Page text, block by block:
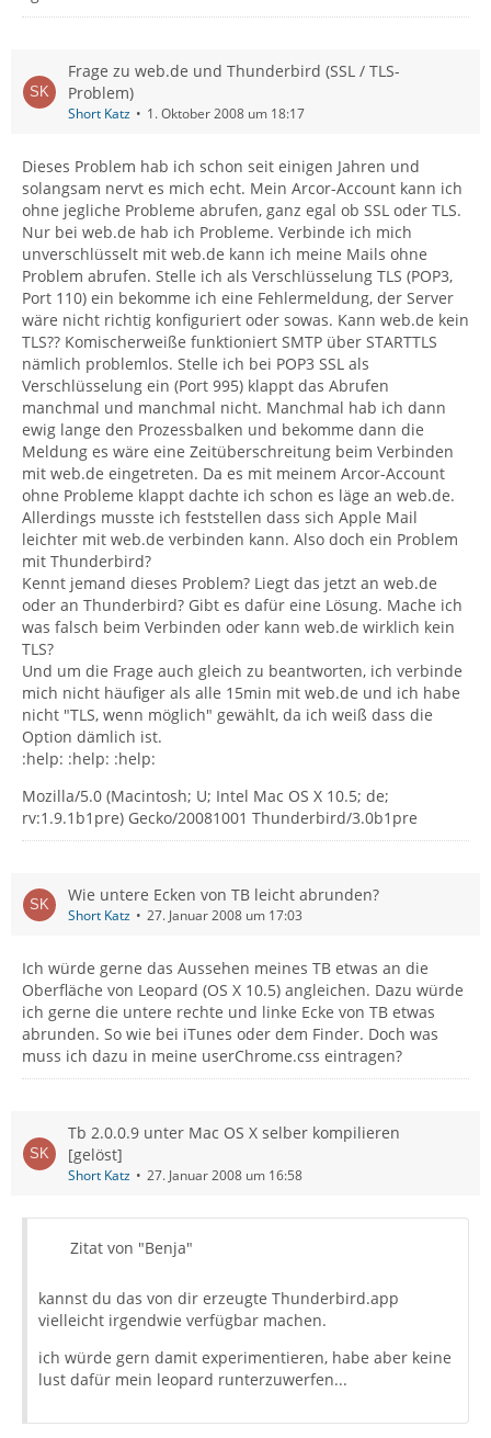
Frage zu web.de und Thunderbird (SSL / TLS-
Problem)
Short Katz 1. Oktober 2008 um 18:17
Dieses Problem hab ich schon seit einigen Jahren und
solangsam nervt es mich echt. Mein Arcor-Account kann ich
ohne jegliche Probleme abrufen, ganz egal ob SSL oder TLS.
Nur bei web.de hab ich Probleme. Verbinde ich mich
unverschlüsselt mit web.de kann ich meine Mails ohne
Problem abrufen. Stelle ich als Verschlüsselung TLS (POP3,
Port 110) ein bekomme ich eine Fehlermeldung, der Server
wäre nicht richtig konfiguriert oder sowas. Kann web.de kein
TLS?? Komischerweiße funktioniert SMTP über STARTTLS
nämlich problemlos. Stelle ich bei POP3 SSL als
Verschlüsselung ein (Port 995) klappt das Abrufen
manchmal und manchmal nicht. Manchmal hab ich dann
ewig lange den Prozessbalken und bekomme dann die
Meldung es wäre eine Zeitüberschreitung beim Verbinden
mit web.de eingetreten. Da es mit meinem Arcor-Account
ohne Probleme klappt dachte ich schon es läge an web.de.
Allerdings musste ich feststellen dass sich Apple Mail
leichter mit web.de verbinden kann. Also doch ein Problem
mit Thunderbird?
Kennt jemand dieses Problem? Liegt das jetzt an web.de
oder an Thunderbird? Gibt es dafür eine Lösung. Mache ich
was falsch beim Verbinden oder kann web.de wirklich kein
TLS?
Und um die Frage auch gleich zu beantworten, ich verbinde
mich nicht häufiger als alle 15min mit web.de und ich habe
nicht "TLS, wenn möglich" gewählt, da ich weiß dass die
Option dämlich ist.
:help: :help: :help:
Mozilla/5.0 (Macintosh; U; Intel Mac OS X 10.5; de;
rv:1.9.1b1pre) Gecko/20081001 Thunderbird/3.0b1pre
Wie untere Ecken von TB leicht abrunden?
Short Katz 27. Januar 2008 um 17:03
Ich würde gerne das Aussehen meines TB etwas an die
Oberfläche von Leopard (OS X 10.5) angleichen. Dazu würde
ich gerne die untere rechte und linke Ecke von TB etwas
abrunden. So wie bei iTunes oder dem Finder. Doch was
muss ich dazu in meine userChrome.css eintragen?
Tb 2.0.0.9 unter Mac OS X selber kompilieren
[gelöst]
Short Katz 27. Januar 2008 um 16:58
Zitat von "Benja"
kannst du das von dir erzeugte Thunderbird.app
vielleicht irgendwie verfügbar machen.
ich würde gern damit experimentieren, habe aber keine
lust dafür mein leopard runterzuwerfen...